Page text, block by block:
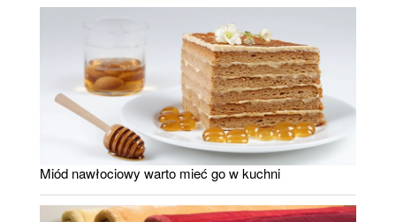
Miód nawłociowy warto mieć go w kuchni